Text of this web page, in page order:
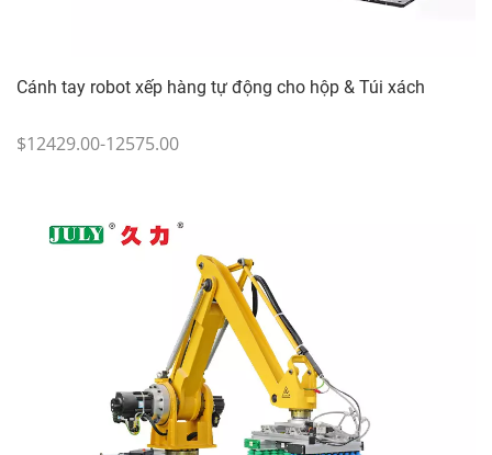
Cánh tay robot xếp hàng tự động cho hộp & Túi xách
$12429.00-12575.00